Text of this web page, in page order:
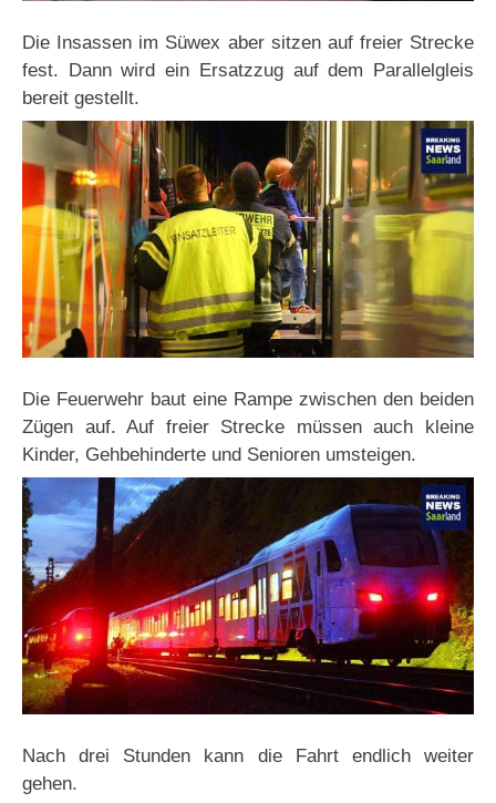
Die Insassen im Süwex aber sitzen auf freier Strecke
fest. Dann wird ein Ersatzzug auf dem Parallelgleis
bereit gestellt.
Die Feuerwehr baut eine Rampe zwischen den beiden
Zügen auf. Auf freier Strecke müssen auch kleine
Kinder, Gehbehinderte und Senioren umsteigen.
Nach drei Stunden kann die Fahrt endlich weiter
gehen.